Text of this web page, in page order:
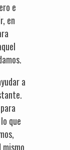
e
en
a
que